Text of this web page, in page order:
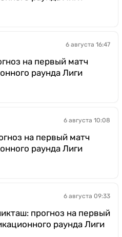
6 августа 16:47
на первый матч
раунда Лиги
6 августа 10:08
на первый матч
раунда Лиги
6 августа 09:33
прогноз на первый
раунда Лиги